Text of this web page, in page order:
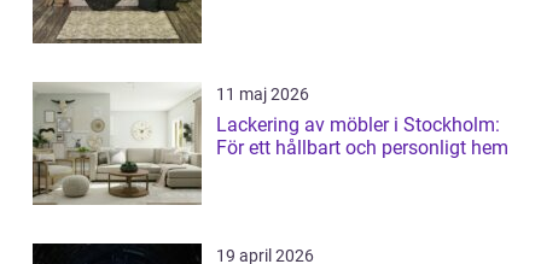
11 maj 2026
Lackering av möbler i Stockholm:
För ett hållbart och personligt hem
19 april 2026